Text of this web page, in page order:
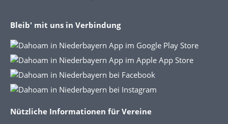
Bleib' mit uns in Verbindung
Nützliche Informationen für Vereine